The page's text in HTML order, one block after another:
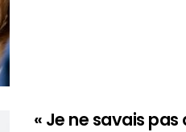
« Je ne savais pas